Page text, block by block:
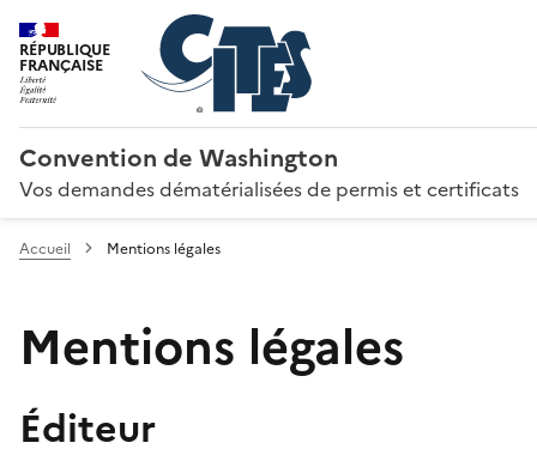
RÉPUBLIQUE
FRANÇAISE
Convention de Washington
Vos demandes dématérialisées de permis et certificats
Accueil Mentions légales
Mentions légales
Éditeur